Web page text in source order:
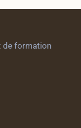
de formation